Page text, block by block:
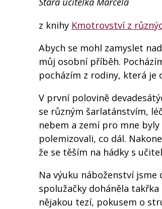
z knihy Kmotrovství z
Abych se mohl zamyslet
můj osobní příběh.
pocházím z rodiny, která je
V první polovině
se různým šarlatánstvím,
nebem a zemí pro mne
polemizovali, co dál.
že se těším na hádky s
Na výuku náboženství
spolužačky doháněla
nějakou tezí, pokusem o